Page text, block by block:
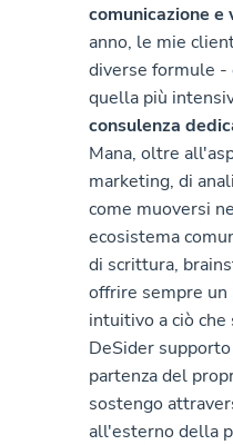
comunicazione
anno, le mie
diverse formule -
quella più
consulenza
Mana, oltre
marketing, di
come muoversi
ecosistema
di scrittura,
offrire sempre un
intuitivo a ciò che
DeSider
partenza del
sostengo
all'esterno della